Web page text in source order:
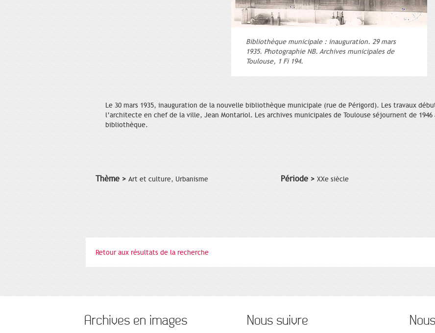
Bibliothèque municipale : inauguration. 29 mars
1935. Photographie NB. Archives municipales de
Toulouse, 1 Fi 194.
Le 30 mars 1935, inauguration de la nouvelle bibliothèque municipale (rue de Périgord). Les travaux
l’architecte en chef de la ville, Jean Montariol. Les archives municipales de Toulouse séjournent de 1946
bibliothèque.
Thème > Art et culture, Urbanisme Période > XXe siècle
Retour aux résultats de la recherche
Archives en images Nous suivre